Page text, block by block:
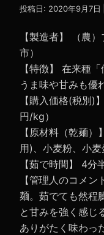
投稿日: 2020年9月7日
【製造者】 （農
市）
【特徴】 在来種
うま味や甘みも優
【購入価格(税別
円/kg）
【原材料（乾麺
用)、小麦粉、小
【茹で時間】 4分
【管理人のコメ
麺。茹でても然程
と甘みを強く感じ
ありがたく味わっ